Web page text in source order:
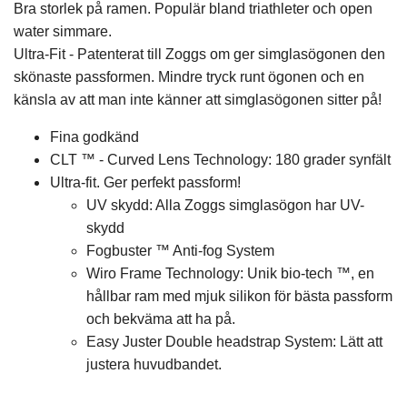
Bra storlek på ramen. Populär bland triathleter och open
water simmare.
Ultra-Fit - Patenterat till Zoggs om ger simglasögonen den
skönaste passformen. Mindre tryck runt ögonen och en
känsla av att man inte känner att simglasögonen sitter på!
Fina godkänd
CLT ™ - Curved Lens Technology: 180 grader synfält
Ultra-fit. Ger perfekt passform!
UV skydd: Alla Zoggs simglasögon har UV-
skydd
Fogbuster ™ Anti-fog System
Wiro Frame Technology: Unik bio-tech ™, en
hållbar ram med mjuk silikon för bästa passform
och bekväma att ha på.
Easy Juster Double headstrap System: Lätt att
justera huvudbandet.